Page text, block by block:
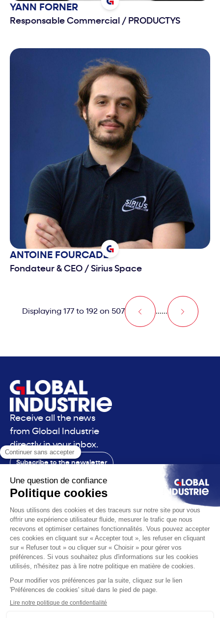
YANN FORNER
Responsable Commercial / PRODUCTYS
ANTOINE FOURCADE
Fondateur & CEO / Sirius Space
Displaying 177 to 192 on 507 ......
Receive all the news
from Global Industrie
directly in your inbox.
Subscribe to the newsletter
Contact
The exhibition
The voice
Solutions
News